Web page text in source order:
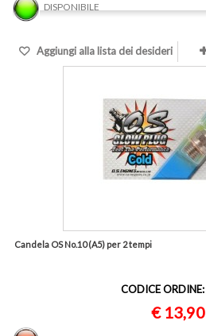
DISPONIBILE
Aggiungi alla lista dei desideri
Candela OS No.10 (A5) per 2 tempi
CODICE ORDINE:
€ 13,90